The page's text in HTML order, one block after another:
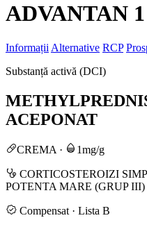
ADVANTAN
Informații Alternative RCP
Substanță activă (DCI)
ACEPONAT
CREMA · 1mg/g
CORTICOSTEROIZI
POTENTA MARE (GRUP III)
Compensat · Lista B